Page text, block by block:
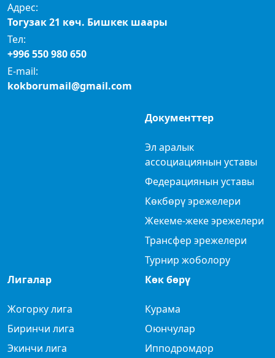
Адрес:
Тогузак 21 көч. Бишкек шаары
Тел:
+996 550 980 650
E-mail:
kokborumail@gmail.com
Документтер
Эл аралык
ассоциациянын уставы
Федерациянын уставы
Көкбөрү эрежелери
Жекеме-жеке эрежелери
Трансфер эрежелери
Турнир жоболору
Лигалар
Жогорку лига
Биринчи лига
Экинчи лига
Көк бөрү
Курама
Оюнчулар
Ипподромдор